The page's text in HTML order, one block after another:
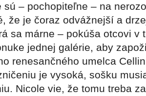
sú – pochopiteľne – na
že je čoraz odvážnejší a
sa márne – pokúša otcovi v
jednej galérie, aby
renesančného umelca
je vysoká, sošku
Nicole vie, že tomu treba